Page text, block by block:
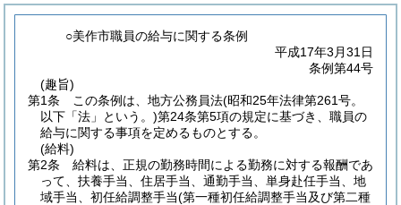
○美作市職員の給与に関する条例
平成17年3月31日
条例第44号
(趣旨)
第1条
この条例は、地方公務員法(昭和25年法律第261号。
以下「法」という。)第24条第5項の規定に基づき、職員の
給与に関する事項を定めるものとする。
(給料)
第2条
給料は、正規の勤務時間による勤務に対する報酬であ
って、扶養手当、住居手当、通勤手当、単身赴任手当、地
域手当、初任給調整手当(第一種初任給調整手当及び第二種